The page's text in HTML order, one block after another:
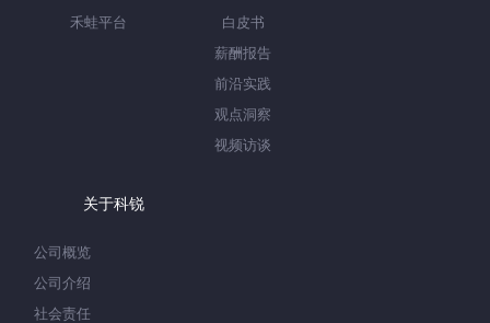
禾蛙平台
白皮书
薪酬报告
前沿实践
观点洞察
视频访谈
关于科锐
公司概览
公司介绍
社会责任